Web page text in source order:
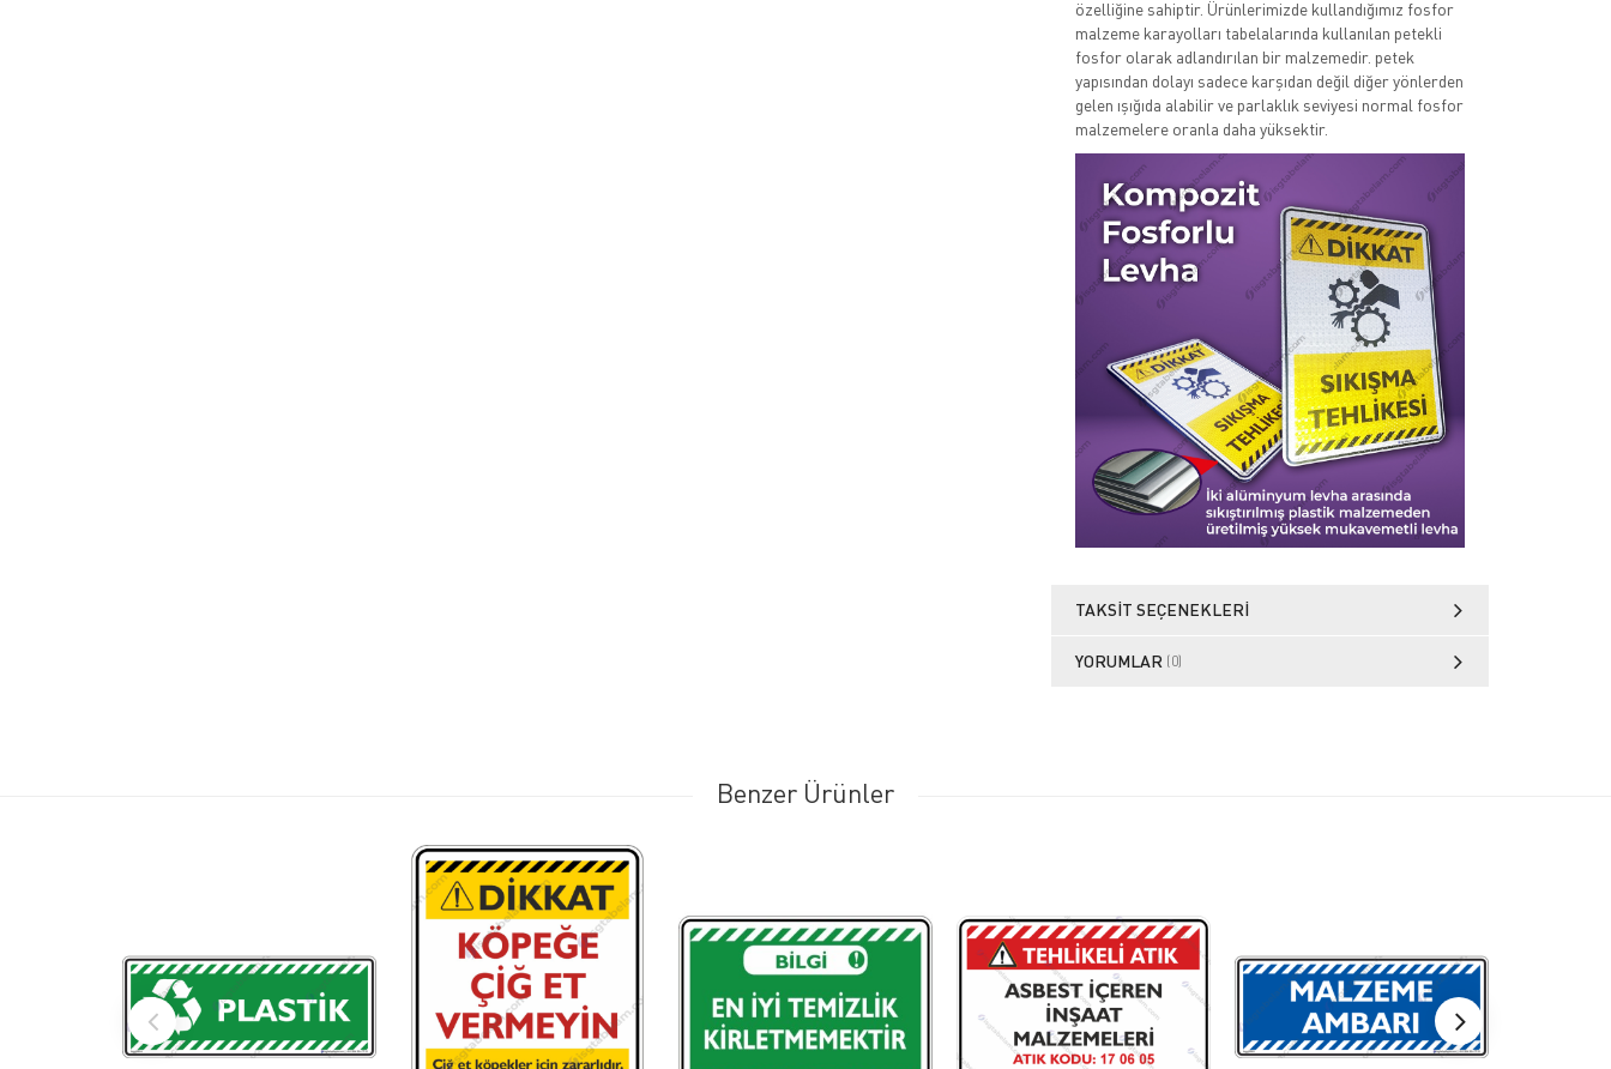
özelliğine sahiptir. Ürünlerimizde kullandığımız fosfor
malzeme karayolları tabelalarında kullanılan petekli
fosfor olarak adlandırılan bir malzemedir. petek
yapısından dolayı sadece karşıdan değil diğer yönlerden
gelen ışığıda alabilir ve parlaklık seviyesi normal fosfor
malzemelere oranla daha yüksektir.
TAKSIT SEÇENEKLERI
YORUMLAR (0)
Benzer Ürünler